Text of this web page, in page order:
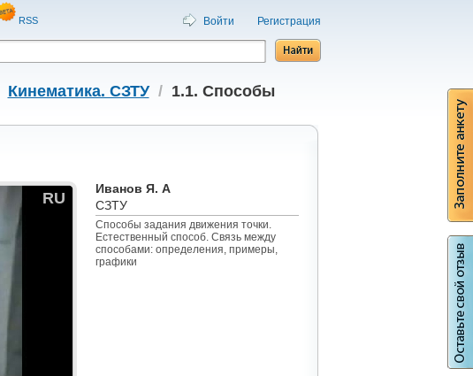
RSS Войти Регистрация
Кинематика. СЗТУ/ 1.1. Способы
RU
Иванов Я. А
СЗТУ
Способы задания движения точки.
Естественный способ. Связь между
способами: определения, примеры,
графики